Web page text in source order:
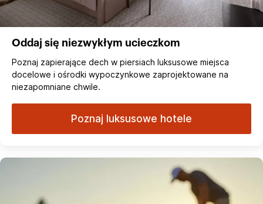
Oddaj się niezwykłym ucieczkom
Poznaj zapierające dech w piersiach luksusowe miejsca
docelowe i ośrodki wypoczynkowe zaprojektowane na
niezapomniane chwile.
Poznaj luksusowe hotele